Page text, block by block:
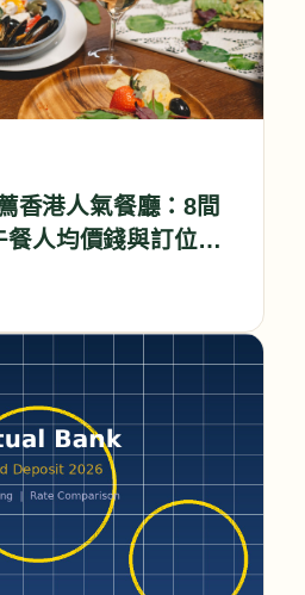
香港人氣餐廳：8間
人均價錢與訂位攻